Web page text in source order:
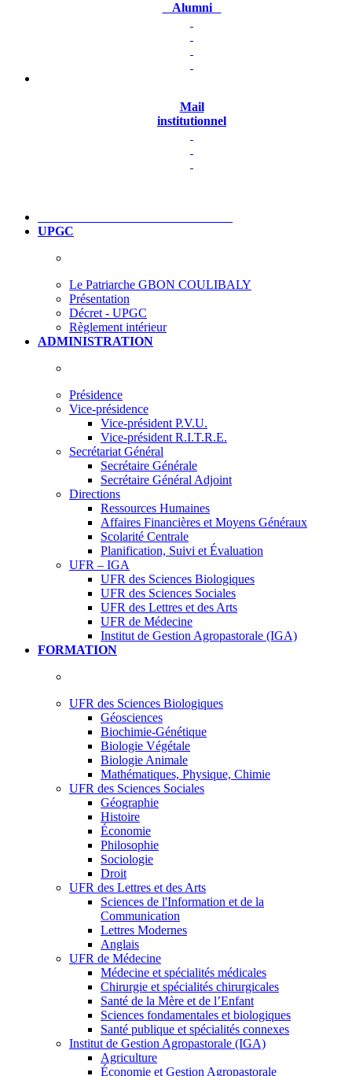
Alumni
Mail
institutionnel
UPGC
Le Patriarche GBON COULIBALY
Présentation
Décret - UPGC
Règlement intérieur
ADMINISTRATION
Présidence
Vice-présidence
Vice-président P.V.U.
Vice-président R.I.T.R.E.
Secrétariat Général
Secrétaire Générale
Secrétaire Général Adjoint
Directions
Ressources Humaines
Affaires Financières et Moyens Généraux
Scolarité Centrale
Planification, Suivi et Évaluation
UFR – IGA
UFR des Sciences Biologiques
UFR des Sciences Sociales
UFR des Lettres et des Arts
UFR de Médecine
Institut de Gestion Agropastorale (IGA)
FORMATION
UFR des Sciences Biologiques
Géosciences
Biochimie-Génétique
Biologie Végétale
Biologie Animale
Mathématiques, Physique, Chimie
UFR des Sciences Sociales
Géographie
Histoire
Économie
Philosophie
Sociologie
Droit
UFR des Lettres et des Arts
Sciences de l'Information et de la
Communication
Lettres Modernes
Anglais
UFR de Médecine
Médecine et spécialités médicales
Chirurgie et spécialités chirurgicales
Santé de la Mère et de l’Enfant
Sciences fondamentales et biologiques
Santé publique et spécialités connexes
Institut de Gestion Agropastorale (IGA)
Agriculture
Économie et Gestion Agropastorale